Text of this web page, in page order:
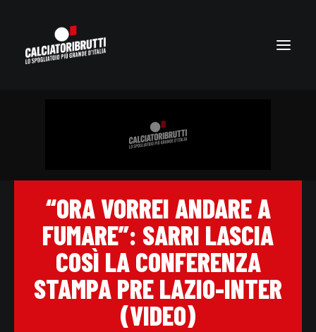
“ORA VORREI ANDARE A
FUMARE”: SARRI LASCIA
COSÌ LA CONFERENZA
STAMPA PRE LAZIO-INTER
(VIDEO)